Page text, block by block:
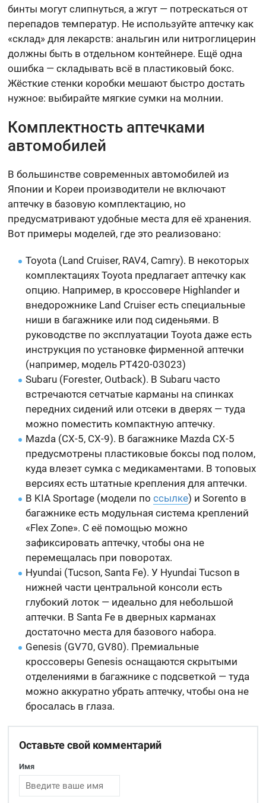
бинты могут слипнуться, а жгут — потрескаться от
перепадов температур. Не используйте аптечку как
«склад» для лекарств: анальгин или нитроглицерин
должны быть в отдельном контейнере. Ещё одна
ошибка — складывать всё в пластиковый бокс.
Жёсткие стенки коробки мешают быстро достать
нужное: выбирайте мягкие сумки на молнии.
Комплектность аптечками
автомобилей
В большинстве современных автомобилей из
Японии и Кореи производители не включают
аптечку в базовую комплектацию, но
предусматривают удобные места для её хранения.
Вот примеры моделей, где это реализовано:
Toyota (Land Cruiser, RAV4, Camry). В некоторых
комплектациях Toyota предлагает аптечку как
опцию. Например, в кроссовере Highlander и
внедорожнике Land Cruiser есть специальные
ниши в багажнике или под сиденьями. В
руководстве по эксплуатации Toyota даже есть
инструкция по установке фирменной аптечки
(например, модель PT420-03023)
Subaru (Forester, Outback). В Subaru часто
встречаются сетчатые карманы на спинках
передних сидений или отсеки в дверях — туда
можно поместить компактную аптечку.
Mazda (CX-5, CX-9). В багажнике Mazda CX-5
предусмотрены пластиковые боксы под полом,
куда влезет сумка с медикаментами. В топовых
версиях есть штатные крепления для аптечки.
В KIA Sportage (модели поссылке) и Sorento в
багажнике есть модульная система креплений
«Flex Zone». С её помощью можно
зафиксировать аптечку, чтобы она не
перемещалась при поворотах.
Hyundai (Tucson, Santa Fe). У Hyundai Tucson в
нижней части центральной консоли есть
глубокий лоток — идеально для небольшой
аптечки. В Santa Fe в дверных карманах
достаточно места для базового набора.
Genesis (GV70, GV80). Премиальные
кроссоверы Genesis оснащаются скрытыми
отделениями в багажнике с подсветкой — туда
можно аккуратно убрать аптечку, чтобы она не
бросалась в глаза.
Оставьте свой комментарий
Имя